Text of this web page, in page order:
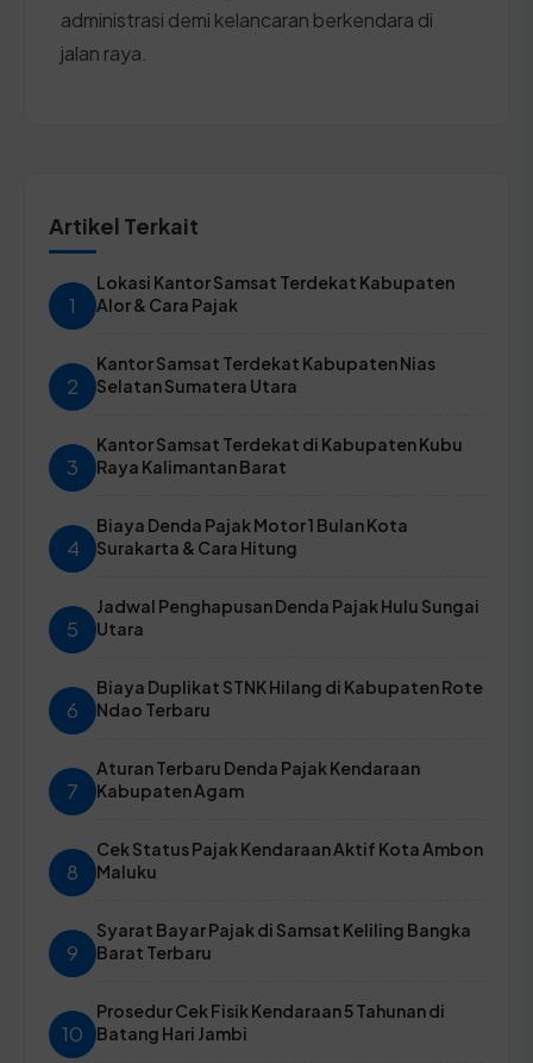
administrasi demi kelancaran berkendara di
jalan raya.
Artikel Terkait
1
Lokasi Kantor Samsat Terdekat Kabupaten
Alor & Cara Pajak
2
Kantor Samsat Terdekat Kabupaten Nias
Selatan Sumatera Utara
3
Kantor Samsat Terdekat di Kabupaten Kubu
Raya Kalimantan Barat
4
Biaya Denda Pajak Motor 1 Bulan Kota
Surakarta & Cara Hitung
5
Jadwal Penghapusan Denda Pajak Hulu Sungai
Utara
6
Biaya Duplikat STNK Hilang di Kabupaten Rote
Ndao Terbaru
7
Aturan Terbaru Denda Pajak Kendaraan
Kabupaten Agam
8
Cek Status Pajak Kendaraan Aktif Kota Ambon
Maluku
9
Syarat Bayar Pajak di Samsat Keliling Bangka
Barat Terbaru
10
Prosedur Cek Fisik Kendaraan 5 Tahunan di
Batang Hari Jambi